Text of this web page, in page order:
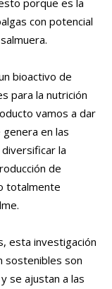
porque es la
con potencial
bioactivo de
para la nutrición
vamos a dar
en las
la
de
totalmente
esta investigación
sostenibles son
se ajustan a las